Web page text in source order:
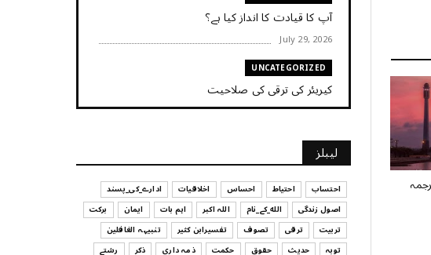
آپ کا قیادت کا انداز کیا ہے؟
July 29, 2026
UNCATEGORIZED
کیریئر کی ترقی کی صلاحیت
July 29, 2026
UNCATEGORIZED
کیا آپ اپنے باس کو مؤثر طریقے سے منظم کر رہے
ہیں
July 29, 2026
UNCATEGORIZED
اس وقت آپ کا موڈ کیسا ہے؟
لیبلز
احتساب احتیاط احساس اخلاقیات
ادارے_کی_پسند
اصول زندگی
الله_کے_نام اللہ اکبر اہم بات ایمان
برکت
تربیت
ترقی تصوف تفسیرابن کثیر
تنبیہہ الغافلین
توبہ
حدیث حقوق حکمت ذمہ داری ذکر
رشتے